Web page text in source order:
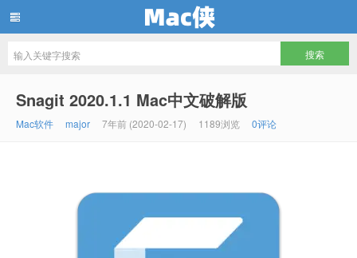
Snagit 2020.1.1 Mac中文破解版
Mac软件 major 7年前 (2020-02-17) 1189浏览 0评论